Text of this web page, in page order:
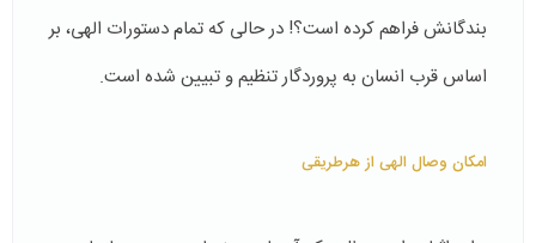
بندگانش فراهم کرده است؟! در حالی که تمام دستورات الهی، بر
اساس قرب انسان به پروردگار تنظیم و تبیین شده است.
امکان وصال الهی از هرطریقی